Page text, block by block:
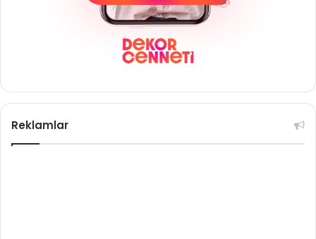
Reklamlar